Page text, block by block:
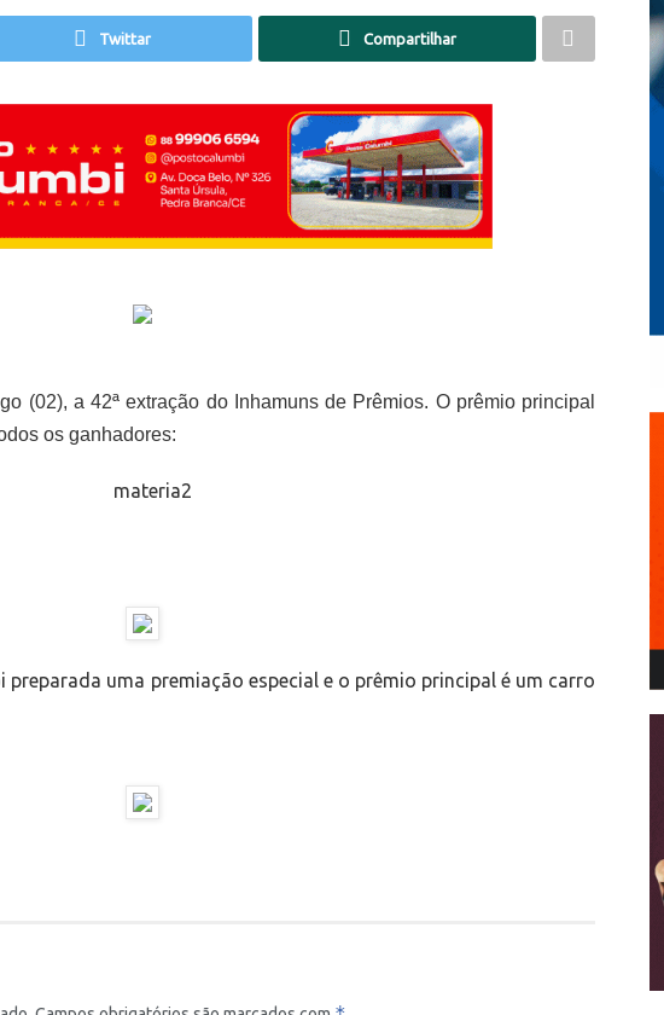
Twittar Compartilhar
(02), a 42ª extração do Inhamuns de Prêmios. O prêmio principal
os ganhadores:
uma premiação especial e o prêmio principal é um carro